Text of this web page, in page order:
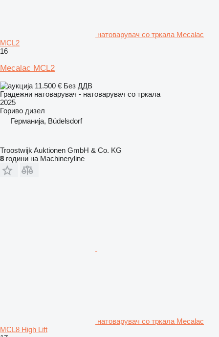
натоварувач со тркала Mecalac
MCL2
16
Mecalac MCL2
11.500 € Без ДДВ
Градежни натоварувач - натоварувач со тркала
2025
Гориво дизел
Германија, Büdelsdorf
Troostwijk Auktionen GmbH & Co. KG
8 години на Machineryline
натоварувач со тркала Mecalac
MCL8 High Lift